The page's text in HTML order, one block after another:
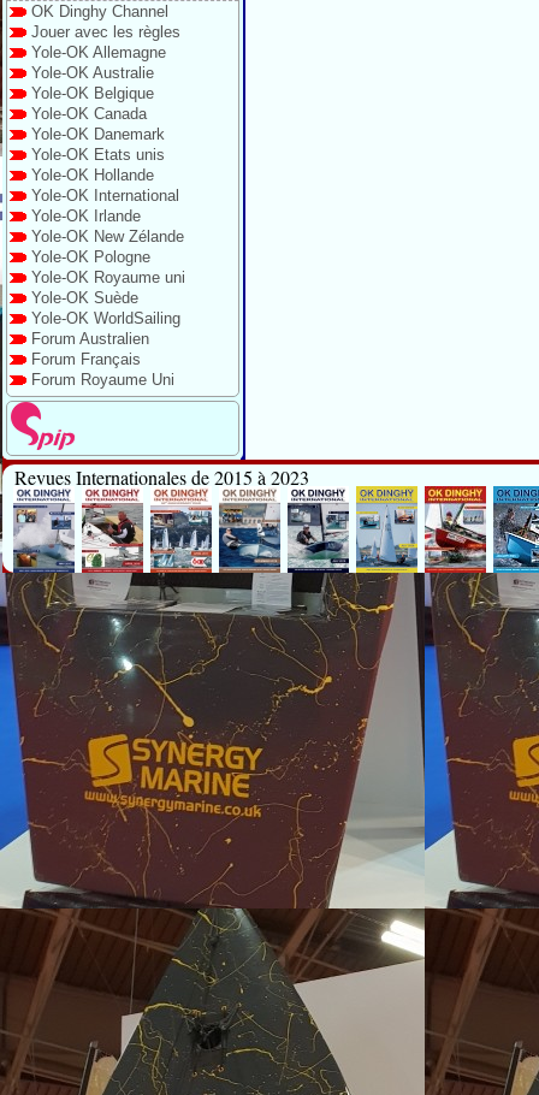
OK Dinghy Channel
Jouer avec les règles
Yole-OK Allemagne
Yole-OK Australie
Yole-OK Belgique
Yole-OK Canada
Yole-OK Danemark
Yole-OK Etats unis
Yole-OK Hollande
Yole-OK International
Yole-OK Irlande
Yole-OK New Zélande
Yole-OK Pologne
Yole-OK Royaume uni
Yole-OK Suède
Yole-OK WorldSailing
Forum Australien
Forum Français
Forum Royaume Uni
Revues Internationales de 2015 à 2023